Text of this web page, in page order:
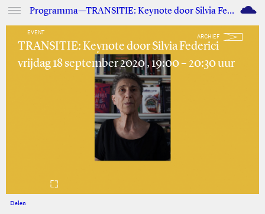
Programma—TRANSITIE: Keynote door Silvia Federici M
EVENT
ARCHIEF
TRANSITIE: Keynote door Silvia Federici
vrijdag 18 september 2020 , 19:00 – 20:30 uur
Delen